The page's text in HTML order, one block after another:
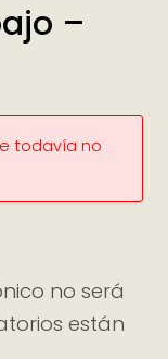
–
todavía no
no será
están